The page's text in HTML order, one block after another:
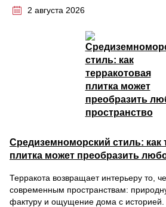
2 августа 2026
Средиземноморский стиль: как
плитка может преобразить
Терракота возвращает интерьеру то,
современным пространствам:
фактуру и ощущение дома с историей.